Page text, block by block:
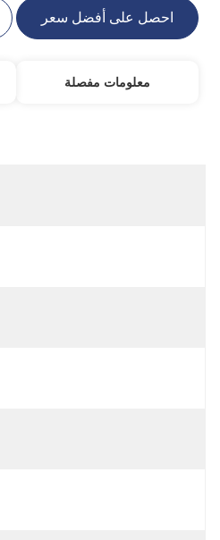
احصل على أفضل سعر
معلومات مفصلة